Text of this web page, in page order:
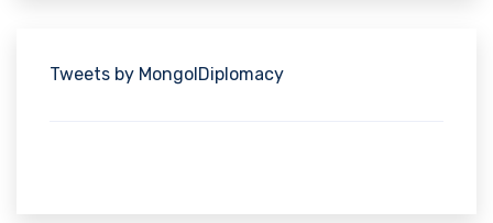
Tweets by MongolDiplomacy